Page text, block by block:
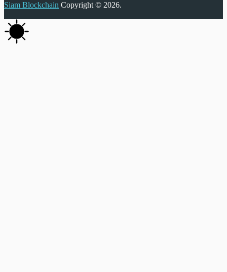
Siam Blockchain Copyright © 2026.